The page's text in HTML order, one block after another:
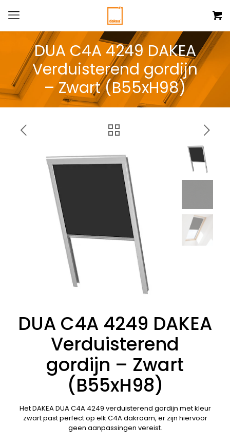
DUA C4A 4249 DAKEA
Verduisterend gordijn
– Zwart (B55xH98)
DUA C4A 4249 DAKEA
Verduisterend
gordijn – Zwart
(B55xH98)
Het DAKEA DUA C4A 4249 verduisterend gordijn met kleur
zwart past perfect op elk C4A dakraam, er zijn hiervoor
geen aanpassingen vereist.